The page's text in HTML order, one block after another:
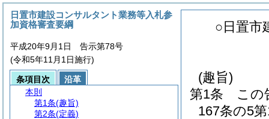
○日置市
(趣旨)
第1条
この
167条の5
日置市建設コンサルタント業務等入札参
加資格審査要綱
平成20年9月1日 告示第78号
(令和5年11月1日施行)
条項目次
沿革
本則
第1条(趣旨)
第2条(定義)